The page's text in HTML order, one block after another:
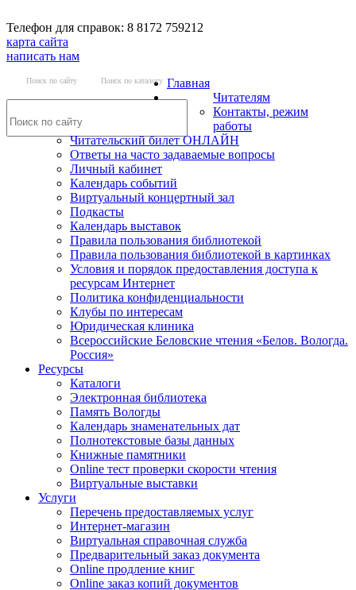
Телефон для справок: 8 8172 759212
карта сайта
написать нам
Поиск по сайту Поиск по каталогу Главная
Читателям
Контакты, режим
работы
Читательский билет ОНЛАЙН
Ответы на часто задаваемые вопросы
Личный кабинет
Календарь событий
Виртуальный концертный зал
Подкасты
Календарь выставок
Правила пользования библиотекой
Правила пользования библиотекой в картинках
Условия и порядок предоставления доступа к
ресурсам Интернет
Политика конфиденциальности
Клубы по интересам
Юридическая клиника
Всероссийские Беловские чтения «Белов. Вологда.
Россия»
Ресурсы
Каталоги
Электронная библиотека
Память Вологды
Календарь знаменательных дат
Полнотекстовые базы данных
Книжные памятники
Online тест проверки скорости чтения
Виртуальные выставки
Услуги
Перечень предоставляемых услуг
Интернет-магазин
Виртуальная справочная служба
Предварительный заказ документа
Online продление книг
Online заказ копий документов